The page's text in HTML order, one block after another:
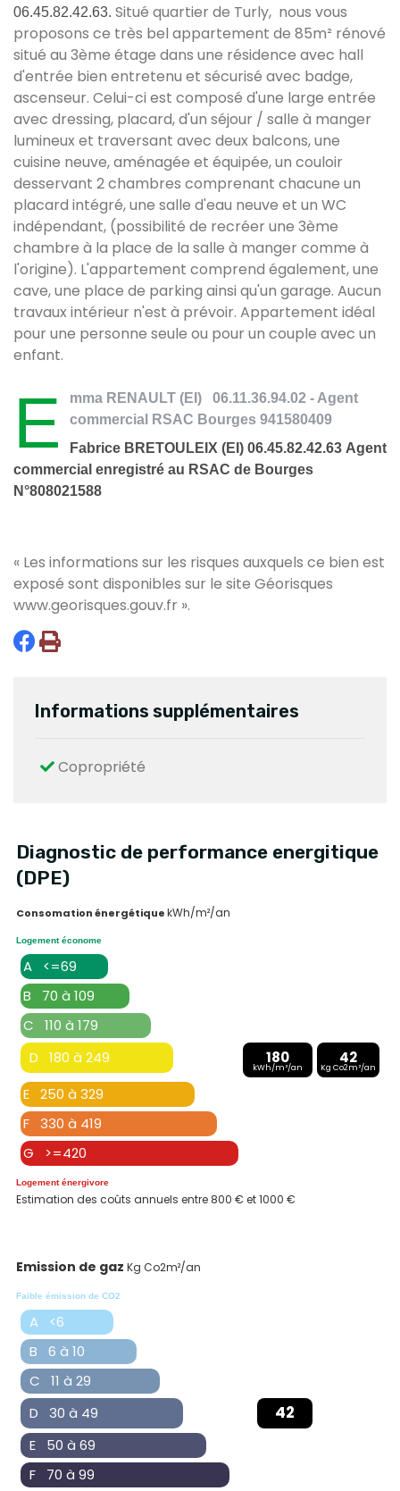
06.45.82.42.63. Situé quartier de Turly, nous vous
proposons ce très bel appartement de 85m² rénové
situé au 3ème étage dans une résidence avec hall
d'entrée bien entretenu et sécurisé avec badge,
ascenseur. Celui-ci est composé d'une large entrée
avec dressing, placard, d'un séjour / salle à manger
lumineux et traversant avec deux balcons, une
cuisine neuve, aménagée et équipée, un couloir
desservant 2 chambres comprenant chacune un
placard intégré, une salle d'eau neuve et un WC
indépendant, (possibilité de recréer une 3ème
chambre à la place de la salle à manger comme à
l'origine). L'appartement comprend également, une
cave, une place de parking ainsi qu'un garage. Aucun
travaux intérieur n'est à prévoir. Appartement idéal
pour une personne seule ou pour un couple avec un
enfant.
E
mma RENAULT (EI) 06.11.36.94.02 - Agent
commercial RSAC Bourges 941580409
Fabrice BRETOULEIX (EI) 06.45.82.42.63 Agent
commercial enregistré au RSAC de Bourges
N°808021588
« Les informations sur les risques auxquels ce bien est
exposé sont disponibles sur le site Géorisques
www.georisques.gouv.fr ».
Informations supplémentaires
Copropriété
Diagnostic de performance energitique
(DPE)
Consomation énergétiquekWh/m²/an
Logement économe
A <=69
B 70 à 109
C 110 à 179
D 180 à 249
180
kWh/m²/an
42
Kg Co2m²/an
E 250 à 329
F 330 à 419
G >=420
Logement énergivore
Estimation des coûts annuels entre 800 € et 1000 €
Emission de gaz Kg Co2m²/an
Faible émission de CO2
A <6
B 6 à 10
C 11 à 29
D 30 à 49
42
E 50 à 69
F 70 à 99